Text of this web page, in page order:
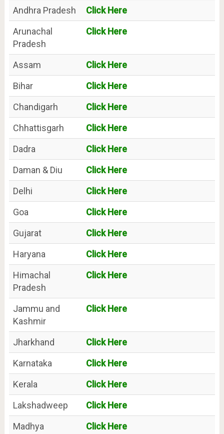
Andhra Pradesh
Click Here
Arunachal
Pradesh
Click Here
Assam
Click Here
Bihar
Click Here
Chandigarh
Click Here
Chhattisgarh
Click Here
Dadra
Click Here
Daman & Diu
Click Here
Delhi
Click Here
Goa
Click Here
Gujarat
Click Here
Haryana
Click Here
Himachal
Pradesh
Click Here
Jammu and
Kashmir
Click Here
Jharkhand
Click Here
Karnataka
Click Here
Kerala
Click Here
Lakshadweep
Click Here
Madhya
Click Here